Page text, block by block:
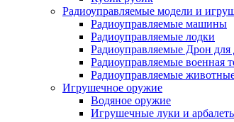
Радиоуправляемые модели и
Радиоуправляемые машины
Радиоуправляемые лодки
Радиоуправляемые Дрон для
Радиоуправляемые военная
Радиоуправляемые
Игрушечное оружие
Водяное оружие
Игрушечные луки и